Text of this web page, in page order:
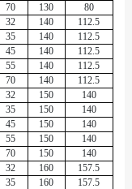
70 130
80
32 140
112.5
35 140
112.5
45 140
112.5
55 140
112.5
70 140
112.5
32 150
140
35 150
140
45 150
140
55 150
140
70 150
140
32 160
157.5
35 160
157.5